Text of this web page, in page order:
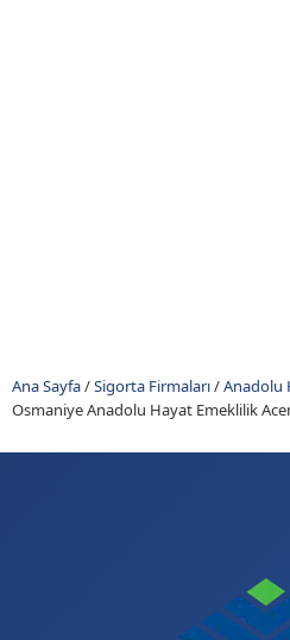
Ana Sayfa/Sigorta Firmaları/Anadolu
Osmaniye Anadolu Hayat Emeklilik